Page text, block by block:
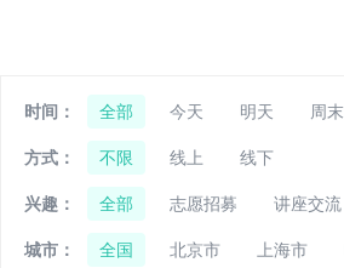
时间： 全部 今天 明天 周末
方式： 不限 线上 线下
兴趣： 全部 志愿招募 讲座交流
城市： 全国 北京市 上海市